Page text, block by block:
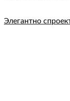
Элегантно